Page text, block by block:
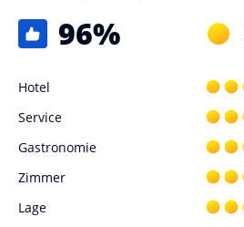
96%
Hotel
Service
Gastronomie
Zimmer
Lage